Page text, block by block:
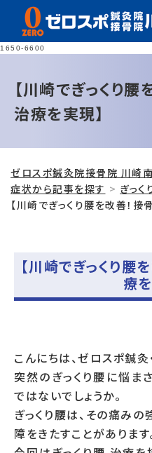
1650-6600
【川崎でぎっくり
治療を実現】
ゼロスポ鍼灸院接骨院 川崎
症状から記事を探す
ぎっく
【川崎でぎっくり腰を改善！
【川崎でぎっくり腰
療
こんにちは、ゼロスポ鍼灸
突然のぎっくり腰に悩ま
ではないでしょうか。
ぎっくり腰は、その痛み
障をきたすことがあります